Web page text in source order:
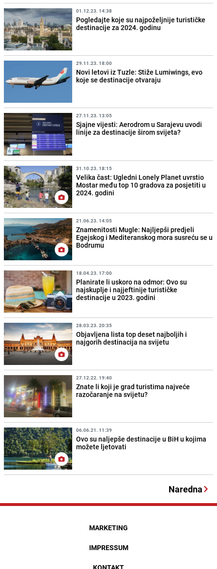
01.12.23. 14:38
Pogledajte koje su najpoželjnije turističke
destinacije za 2024. godinu
29.11.23. 18:00
Novi letovi iz Tuzle: Stiže Lumiwings, evo
koje se destinacije otvaraju
27.11.23. 13:05
Sjajne vijesti: Aerodrom u Sarajevu uvodi
linije za destinacije širom svijeta?
31.10.23. 18:15
Velika čast: Ugledni Lonely Planet uvrstio
Mostar među top 10 gradova za posjetiti u
2024. godini
21.06.23. 14:05
Znamenitosti Mugle: Najljepši predjeli
Egejskog i Mediteranskog mora susreću se u
Bodrumu
18.04.23. 17:00
Planirate li uskoro na odmor: Ovo su
najskuplje i najjeftinije turističke
destinacije u 2023. godini
28.03.23. 20:35
Objavljena lista top deset najboljih i
najgorih destinacija na svijetu
27.12.22. 19:40
Znate li koji je grad turistima najveće
razočaranje na svijetu?
06.06.21. 11:39
Ovo su naljepše destinacije u BiH u kojima
možete ljetovati
Naredna
MARKETING
IMPRESSUM